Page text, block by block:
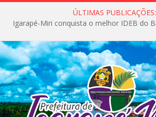
ÚLTIMAS PUBLICAÇÕES: